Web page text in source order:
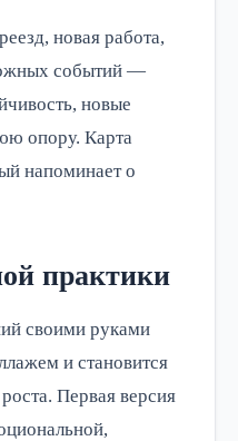
новая работа,
событий —
новые
опору. Карта
напоминает о
практики
своими руками
и становится
Первая версия